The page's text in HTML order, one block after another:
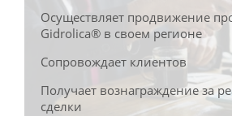
Осуществляет продвижение
Gidrolica® в своем регионе
Сопровождает клиентов
Получает вознаграждение за
сделки